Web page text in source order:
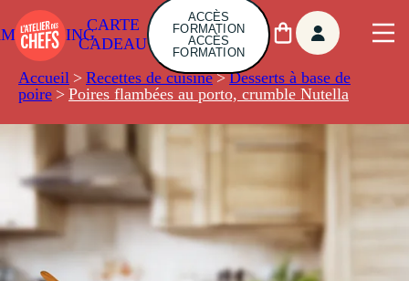
CARTE
CADEAU
ACCÈS
FORMATION
ACCÈS
FORMATION
Accueil > Recettes de cuisine > Desserts à base de
poire > Poires flambées au porto, crumble Nutella